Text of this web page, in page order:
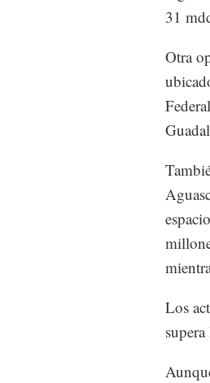
31
Otra
Los